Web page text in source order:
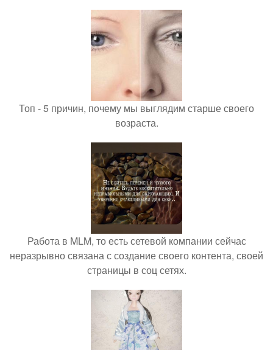
Топ - 5 причин, почему мы выглядим старше своего
возраста.
Работа в MLM, то есть сетевой компании сейчас
неразрывно связана с создание своего контента, своей
страницы в соц сетях.